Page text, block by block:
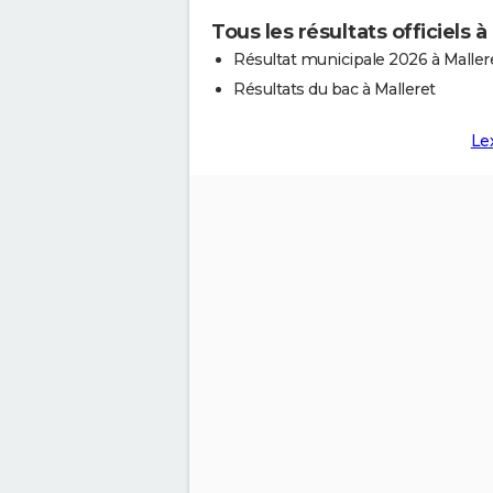
Tous les résultats officiels
Résultat municipale 2026 à
Résultats du bac à Malleret